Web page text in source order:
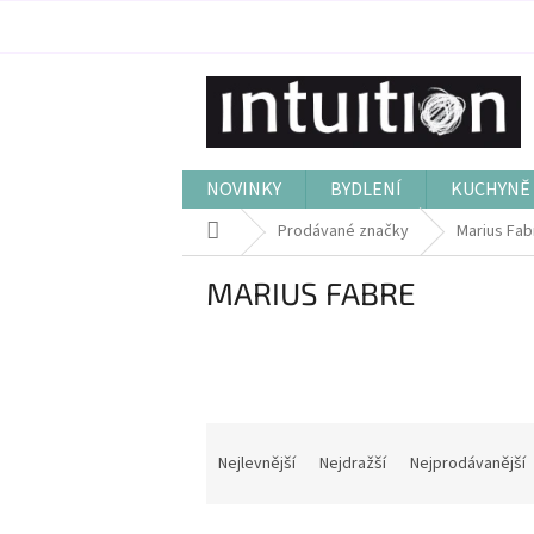
NOVINKY BYDLENÍ
Domů Prodávané značky Marius
MARIUS FABRE
Nejlevnější Nejdražší Nejprodávanější